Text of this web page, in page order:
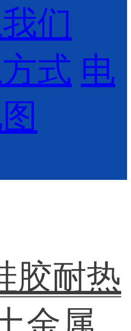
们
式 电
胶耐热